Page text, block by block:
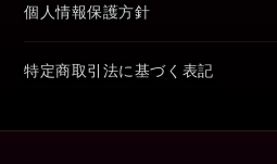
個人情報保護方針
特定商取引法に基づく表記